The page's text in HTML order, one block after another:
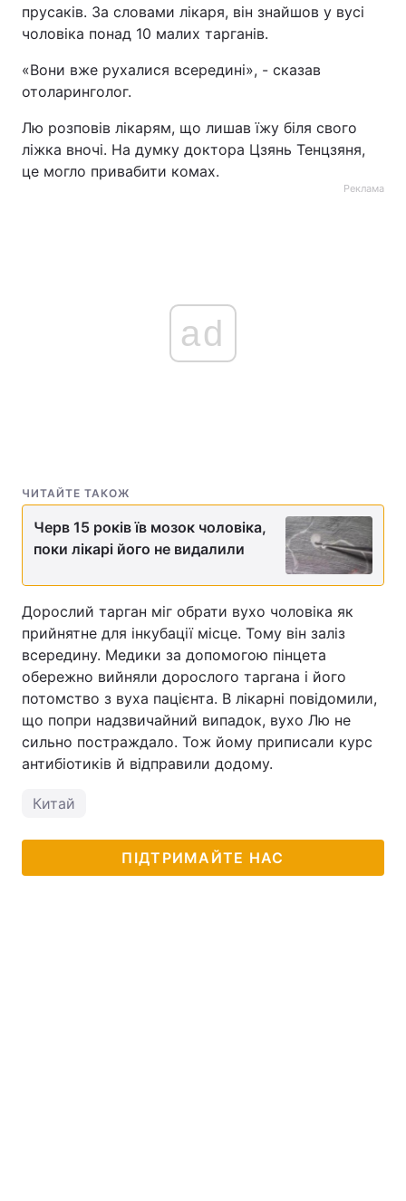
прусаків. За словами лікаря, він знайшов у вусі
чоловіка понад 10 малих тарганів.
«Вони вже рухалися всередині», - сказав
отоларинголог.
Лю розповів лікарям, що лишав їжу біля свого
ліжка вночі. На думку доктора Цзянь Тенцзяня,
це могло привабити комах.
Реклама
ad
ЧИТАЙТЕ ТАКОЖ
Черв 15 років їв мозок чоловіка,
поки лікарі його не видалили
Дорослий тарган міг обрати вухо чоловіка як
прийнятне для інкубації місце. Тому він заліз
всередину. Медики за допомогою пінцета
обережно вийняли дорослого таргана і його
потомство з вуха пацієнта. В лікарні повідомили,
що попри надзвичайний випадок, вухо Лю не
сильно постраждало. Тож йому приписали курс
антибіотиків й відправили додому.
Китай
ПІДТРИМАЙТЕ НАС